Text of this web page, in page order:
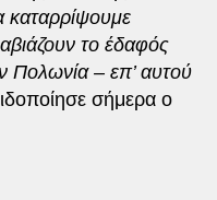
το έδαφός
Πολωνία – επ’ αυτού
σήμερα ο